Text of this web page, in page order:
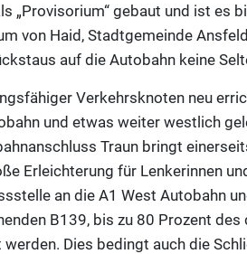
„Provisorium“ gebaut und ist es
von Haid, Stadtgemeinde
auf die Autobahn keine
Verkehrsknoten neu
und etwas weiter westlich
Traun bringt
Erleichterung für Lenkerinnen
an die A1 West Autobahn
B139, bis zu 80 Prozent des
Dies bedingt auch die